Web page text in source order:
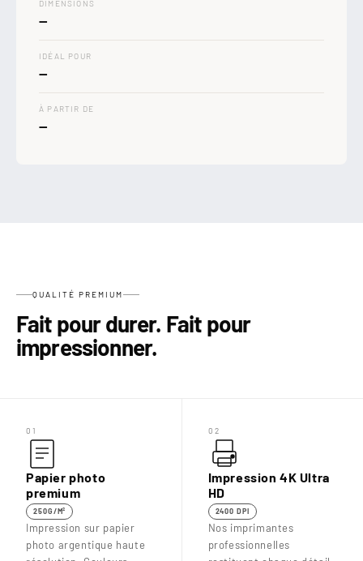
DIMENSIONS
—
IDÉAL POUR
—
À PARTIR DE
—
QUALITÉ PREMIUM
Fait pour durer. Fait pour
impressionner.
01
Papier photo
premium
250G/M²
Impression sur papier
photo argentique haute
02
Impression 4K Ultra
HD
2400 DPI
Nos imprimantes
professionnelles